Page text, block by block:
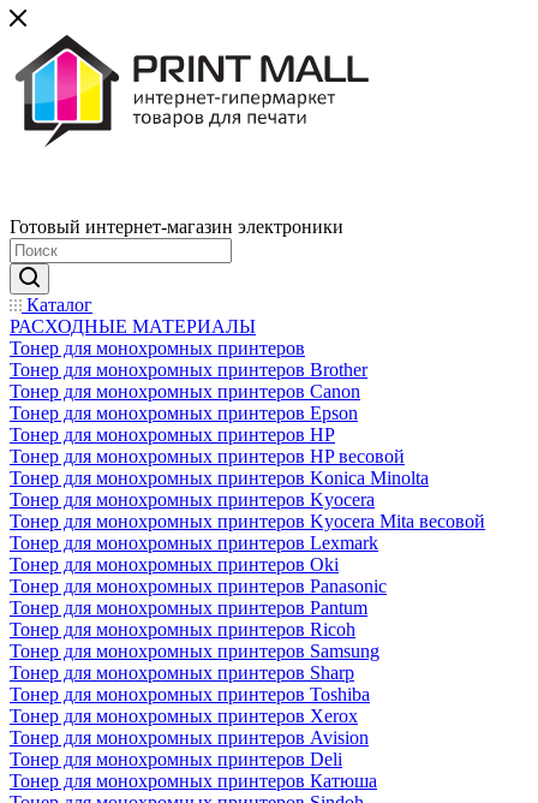
Готовый интернет-магазин электроники
Каталог
РАСХОДНЫЕ МАТЕРИАЛЫ
Тонер для монохромных принтеров
Тонер для монохромных принтеров Brother
Тонер для монохромных принтеров Canon
Тонер для монохромных принтеров Epson
Тонер для монохромных принтеров HP
Тонер для монохромных принтеров HP весовой
Тонер для монохромных принтеров Konica Minolta
Тонер для монохромных принтеров Kyocera
Тонер для монохромных принтеров Kyocera Mita весовой
Тонер для монохромных принтеров Lexmark
Тонер для монохромных принтеров Oki
Тонер для монохромных принтеров Panasonic
Тонер для монохромных принтеров Pantum
Тонер для монохромных принтеров Ricoh
Тонер для монохромных принтеров Samsung
Тонер для монохромных принтеров Sharp
Тонер для монохромных принтеров Toshiba
Тонер для монохромных принтеров Xerox
Тонер для монохромных принтеров Avision
Тонер для монохромных принтеров Deli
Тонер для монохромных принтеров Катюша